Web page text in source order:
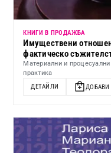
КНИГИ В ПРОДАЖБА
Имуществени
фактическо
Материални и
практика
ДЕТАЙЛИ
ДОБАВИ